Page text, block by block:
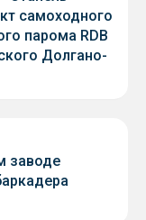
самоходного
парома RDB
Долгано-
заводе